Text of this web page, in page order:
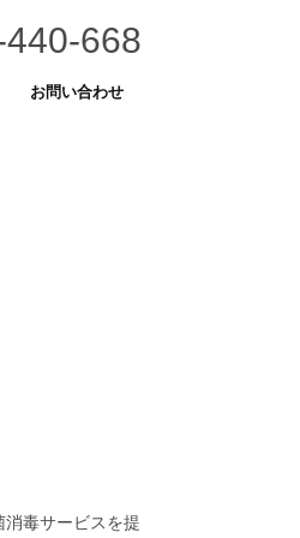
668
お問い合わせ
毒サービスを提